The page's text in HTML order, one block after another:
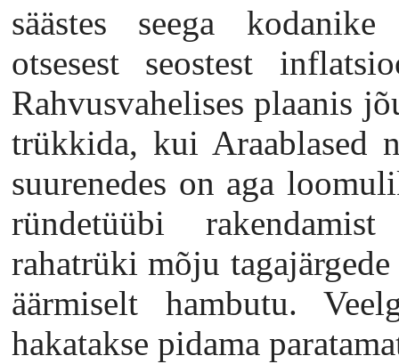
säästes seega kodanike
otsesest seostest
Rahvusvahelises plaanis
trükkida, kui Araablased
suurenedes on aga
ründetüübi
rahatrüki mõju
äärmiselt hambutu.
hakatakse pidama